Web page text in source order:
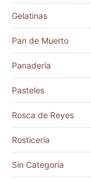
Gelatinas
Pan de Muerto
Panadería
Pasteles
Rosca de Reyes
Rosticería
Sin Categoría